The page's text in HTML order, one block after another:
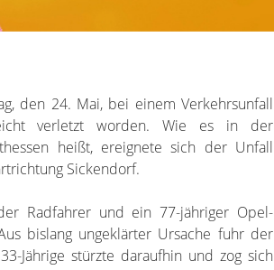
den 24. Mai, bei einem Verkehrsunfall
verletzt worden. Wie es in der
heißt, ereignete sich der Unfall
Sickendorf.
Radfahrer und ein 77-jähriger Opel-
bislang ungeklärter Ursache fuhr der
Jährige stürzte daraufhin und zog sich